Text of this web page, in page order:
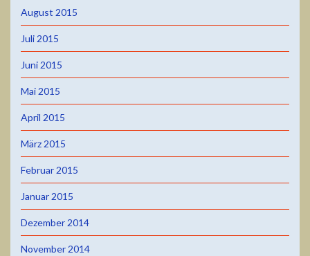
August 2015
Juli 2015
Juni 2015
Mai 2015
April 2015
März 2015
Februar 2015
Januar 2015
Dezember 2014
November 2014